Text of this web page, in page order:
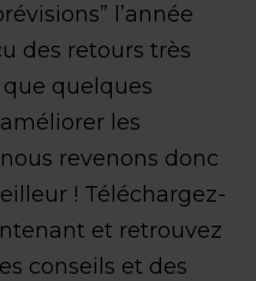
l’année
des retours très
quelques
les
revenons donc
! Téléchargez-
et retrouvez
conseils et des